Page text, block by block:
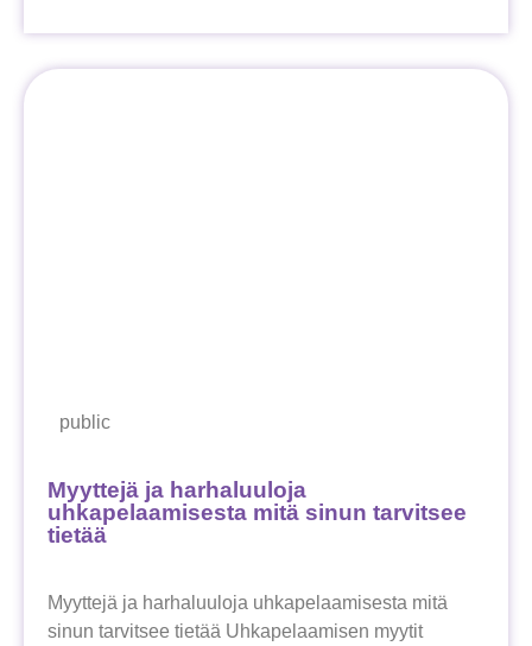
public
Myyttejä ja harhaluuloja
uhkapelaamisesta mitä sinun tarvitsee
tietää
Myyttejä ja harhaluuloja uhkapelaamisesta mitä
sinun tarvitsee tietää Uhkapelaamisen myytit